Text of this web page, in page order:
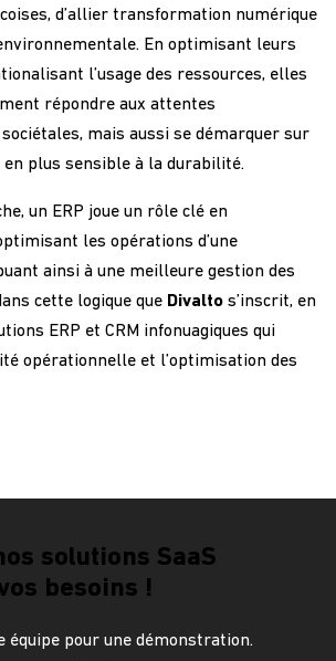
d’allier transformation numérique
En optimisant leurs
l’usage des ressources, elles
répondre aux attentes
mais aussi se démarquer sur
plus sensible à la durabilité.
un ERP joue un rôle clé en
les opérations d’une
ainsi à une meilleure gestion des
cette logique que Divalto s’inscrit, en
ERP et CRM infonuagiques qui
opérationnelle et l’optimisation des
solutions SaaS
besoins !
équipe pour une démonstration.